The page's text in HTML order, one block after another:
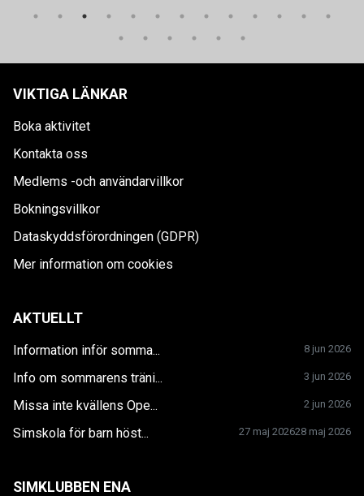
VIKTIGA LÄNKAR
Boka aktivitet
Kontakta oss
Medlems -och användarvillkor
Bokningsvillkor
Dataskyddsförordningen (GDPR)
Mer information om cookies
AKTUELLT
Information inför somma... 8 jun 2026
Info om sommarens träni... 3 jun 2026
Missa inte kvällens Ope... 2 jun 2026
28 maj 2026
Simskola för barn höst... 27 maj 2026
SIMKLUBBEN ENA